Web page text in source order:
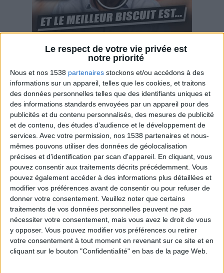
Le respect de votre vie privée est
notre priorité
Nous et nos 1538 partenaires stockons et/ou accédons à des
informations sur un appareil, telles que les cookies, et traitons
des données personnelles telles que des identifiants uniques et
des informations standards envoyées par un appareil pour des
publicités et du contenu personnalisés, des mesures de publicité
et de contenu, des études d'audience et le développement de
services. Avec votre permission, nos 1538 partenaires et nous-
mêmes pouvons utiliser des données de géolocalisation
précises et d’identification par scan d'appareil. En cliquant, vous
pouvez consentir aux traitements décrits précédemment. Vous
pouvez également accéder à des informations plus détaillées et
modifier vos préférences avant de consentir ou pour refuser de
donner votre consentement. Veuillez noter que certains
traitements de vos données personnelles peuvent ne pas
nécessiter votre consentement, mais vous avez le droit de vous
y opposer. Vous pouvez modifier vos préférences ou retirer
votre consentement à tout moment en revenant sur ce site et en
cliquant sur le bouton "Confidentialité" en bas de la page Web.
Savane, LU, Pepito, Harrys... Que valent vraiment
ces gâteaux ?
Webinaires en direct Voir tout
Peut-on remplacer la viande par des féculents ?
Consultation diététique du 05/08/2026